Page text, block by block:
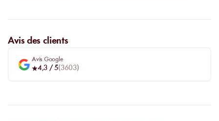
La Môme Moineau c’est une vendeuse de fleurs dans les boîtes
milliardaire cannoise. Cette femme iconique des années folles
s’inspira de notre belle French Riviera et aujourd’hui la plage de
la Môme est née avec son élégance.
On vous attend, pour vivre un moment suspendu et mémorable.
Avis des clients
Avis Google
4,3 / 5(3603)